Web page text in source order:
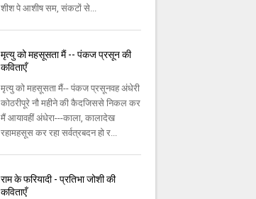
शीश पे आशीष सम, संकटों से...
मृत्यु को महसूसता मैं -- पंकज प्रसून की
कविताएँ
मृत्यु को महसूसता मैं-- पंकज प्रसूनवह अंधेरी
कोठरीपूरे नौ महीने की कैदजिससे निकल कर
मैं आयावहीं अंधेरा---काला, कालादेख
रहामहसूस कर रहा सर्वत्रबदन हो र...
राम के फरियादी - प्रतिभा जोशी की
कविताएँ